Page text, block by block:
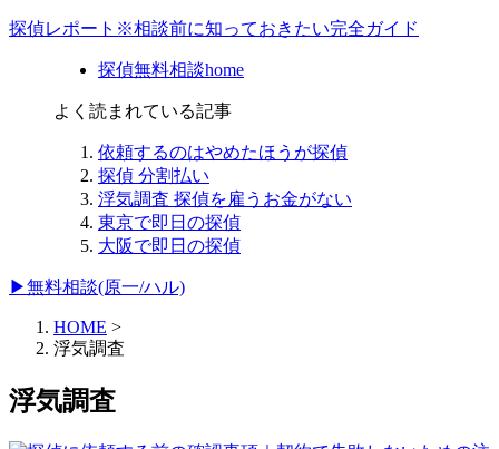
探偵レポート※相談前に知っておきたい完全ガイド
探偵無料相談home
よく読まれている記事
依頼するのはやめたほうが探偵
探偵 分割払い
浮気調査 探偵を雇うお金がない
東京で即日の探偵
大阪で即日の探偵
▶無料相談(原一/ハル)
HOME >
浮気調査
浮気調査